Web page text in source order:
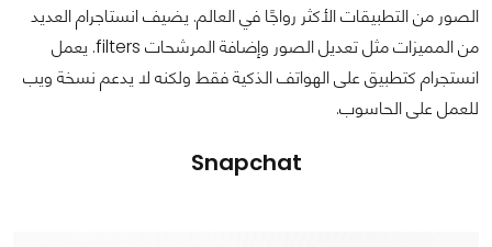
الصور من التطبيقات الأكثر رواجًا في العالم. يضيف انستاجرام العديد
من المميزات مثل تعديل الصور وإضافة المرشحات filters. يعمل
انستجرام كتطبيق على الهواتف الذكية فقط ولكنه لا يدعم نسخة ويب
للعمل على الحاسوب.
Snapchat